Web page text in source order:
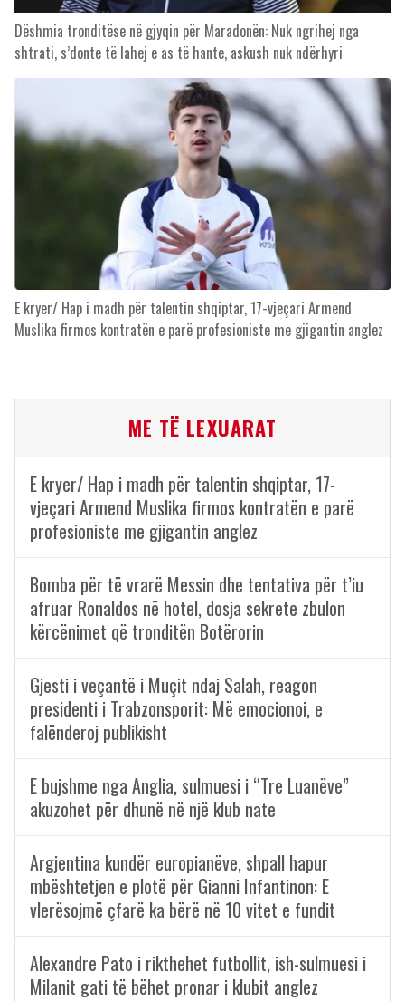
Dëshmia tronditëse në gjyqin për Maradonën: Nuk ngrihej nga
shtrati, s’donte të lahej e as të hante, askush nuk ndërhyri
E kryer/ Hap i madh për talentin shqiptar, 17-vjeçari Armend
Muslika firmos kontratën e parë profesioniste me gjigantin anglez
ME TË LEXUARAT
E kryer/ Hap i madh për talentin shqiptar, 17-
vjeçari Armend Muslika firmos kontratën e parë
profesioniste me gjigantin anglez
Bomba për të vrarë Messin dhe tentativa për t’iu
afruar Ronaldos në hotel, dosja sekrete zbulon
kërcënimet që tronditën Botërorin
Gjesti i veçantë i Muçit ndaj Salah, reagon
presidenti i Trabzonsporit: Më emocionoi, e
falënderoj publikisht
E bujshme nga Anglia, sulmuesi i “Tre Luanëve”
akuzohet për dhunë në një klub nate
Argjentina kundër europianëve, shpall hapur
mbështetjen e plotë për Gianni Infantinon: E
vlerësojmë çfarë ka bërë në 10 vitet e fundit
Alexandre Pato i rikthehet futbollit, ish-sulmuesi i
Milanit gati të bëhet pronar i klubit anglez